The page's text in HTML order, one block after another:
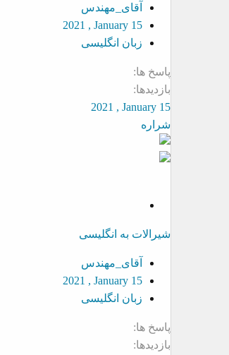
e
آقای_مهندس
2021 , January 15
زبان انگلیسی
پاسخ ها
بازدیدها
2021 , January 15
شراره
l
v
e
شیرالات به انگلیسی
آقای_مهندس
2021 , January 15
زبان انگلیسی
پاسخ ها
بازدیدها